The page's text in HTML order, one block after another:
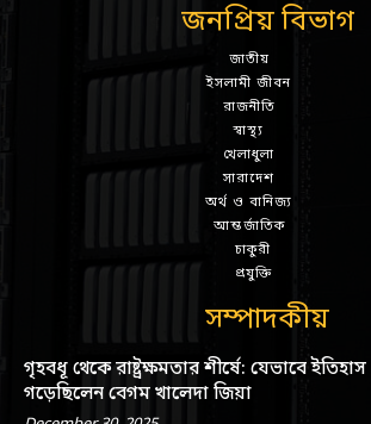
জনপ্রিয় বিভাগ
জাতীয়
ইসলামী জীবন
রাজনীতি
স্বাস্থ্য
খেলাধুলা
সারাদেশ
অর্থ ও বানিজ্য
আন্তর্জাতিক
চাকুরী
প্রযুক্তি
সম্পাদকীয়
গৃহবধূ থেকে রাষ্ট্রক্ষমতার শীর্ষে: যেভাবে ইতিহাস
গড়েছিলেন বেগম খালেদা জিয়া